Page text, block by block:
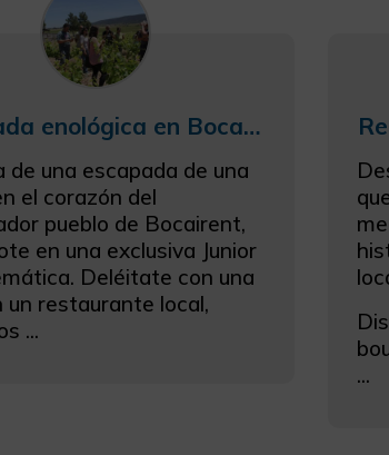
Escapada enológica en Bocairent
de una escapada de una
el corazón del
pueblo de Bocairent,
en una exclusiva Junior
Deléitate con una
un restaurante local,
...
...